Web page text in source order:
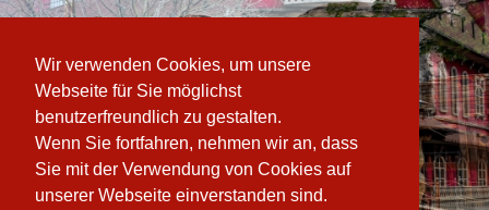
Wir verwenden Cookies, um unsere
Webseite für Sie möglichst
benutzerfreundlich zu gestalten.
Wenn Sie fortfahren, nehmen wir an, dass
Sie mit der Verwendung von Cookies auf
unserer Webseite einverstanden sind.